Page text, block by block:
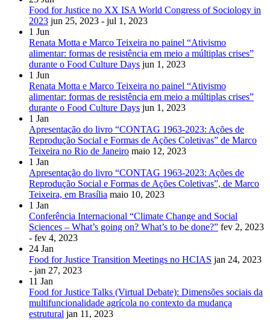
Food for Justice no XX ISA World Congress of Sociology in
2023 jun 25, 2023 - jul 1, 2023
1 Jun
Renata Motta e Marco Teixeira no painel “Ativismo
alimentar: formas de resistência em meio a múltiplas crises”
durante o Food Culture Days jun 1, 2023
1 Jun
Renata Motta e Marco Teixeira no painel “Ativismo
alimentar: formas de resistência em meio a múltiplas crises”
durante o Food Culture Days jun 1, 2023
1 Jan
Apresentação do livro “CONTAG 1963-2023: Ações de
Reprodução Social e Formas de Ações Coletivas” de Marco
Teixeira no Rio de Janeiro maio 12, 2023
1 Jan
Apresentação do livro “CONTAG 1963-2023: Ações de
Reprodução Social e Formas de Ações Coletivas”, de Marco
Teixeira, em Brasília maio 10, 2023
1 Jan
Conferência Internacional “Climate Change and Social
Sciences – What’s going on? What’s to be done?” fev 2, 2023
- fev 4, 2023
24 Jan
Food for Justice Transition Meetings no HCIAS jan 24, 2023
- jan 27, 2023
11 Jan
Food for Justice Talks (Virtual Debate): Dimensões sociais da
multifuncionalidade agrícola no contexto da mudança
estrutural jan 11, 2023